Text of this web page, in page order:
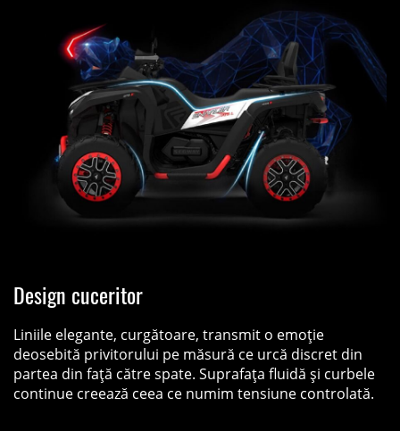
Design cuceritor
Liniile elegante, curgătoare, transmit o emoție
deosebită privitorului pe măsură ce urcă discret din
partea din față către spate. Suprafața fluidă și curbele
continue creează ceea ce numim tensiune controlată.